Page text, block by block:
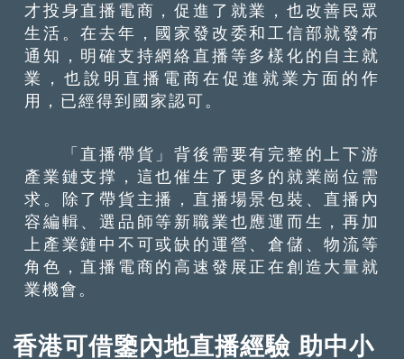
才投身直播電商，促進了就業，也改善民眾
生活。在去年，國家發改委和工信部就發布
通知，明確支持網絡直播等多樣化的自主就
業，也說明直播電商在促進就業方面的作
用，已經得到國家認可。
「直播帶貨」背後需要有完整的上下游
產業鏈支撑，這也催生了更多的就業崗位需
求。除了帶貨主播，直播場景包裝、直播內
容編輯、選品師等新職業也應運而生，再加
上產業鏈中不可或缺的運營、倉儲、物流等
角色，直播電商的高速發展正在創造大量就
業機會。
香港可借鑒內地直播經驗 助中小